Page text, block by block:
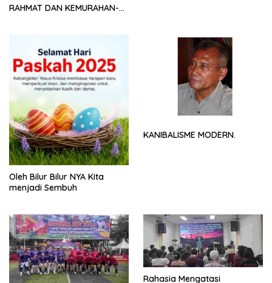
RAHMAT DAN KEMURAHAN-
Oleh Bilur Bilur NYA Kita
menjadi Sembuh
KANIBALISME MODERN.
Rahasia Mengatasi